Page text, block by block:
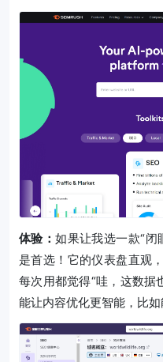
体验：如果让我选一款“闭
是首选！它的仪表盘直观
每次用都觉得“哇，这数据
能让内容优化更智能，比如